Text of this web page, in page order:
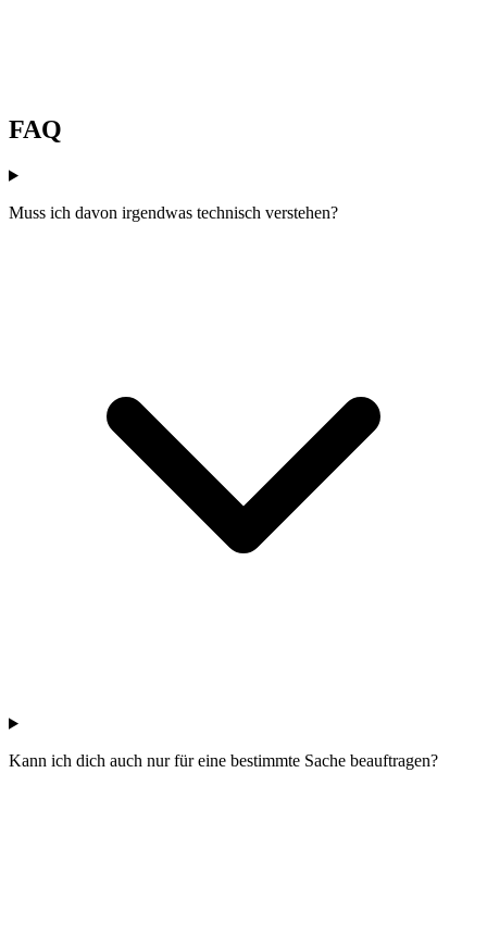
FAQ
Muss ich davon irgendwas technisch verstehen?
Kann ich dich auch nur für eine bestimmte Sache beauftragen?